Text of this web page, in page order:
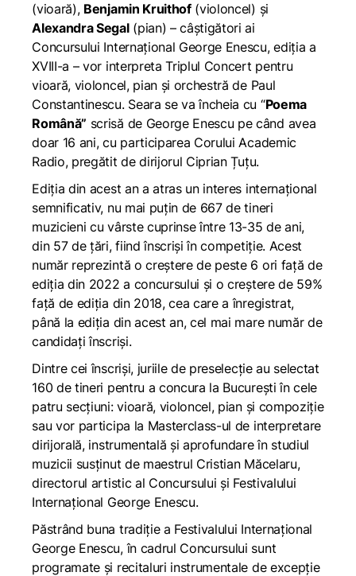
(vioară), Benjamin Kruithof(violoncel) și
Alexandra Segal(pian) – câștigători ai
Concursului Internațional George Enescu, ediția a
XVIII-a – vor interpreta Triplul Concert pentru
vioară, violoncel, pian și orchestră de Paul
Constantinescu. Seara se va încheia cu “Poema
Română” scrisă de George Enescu pe când avea
doar 16 ani, cu participarea Corului Academic
Radio, pregătit de dirijorul Ciprian Țuțu.
Ediția din acest an a atras un interes internațional
semnificativ, nu mai puțin de 667 de tineri
muzicieni cu vârste cuprinse între 13-35 de ani,
din 57 de țări, fiind înscriși în competiție. Acest
număr reprezintă o creștere de peste 6 ori față de
ediția din 2022 a concursului și o creștere de 59%
față de ediția din 2018, cea care a înregistrat,
până la ediția din acest an, cel mai mare număr de
candidați înscriși.
Dintre cei înscriși, juriile de preselecție au selectat
160 de tineri pentru a concura la București în cele
patru secțiuni: vioară, violoncel, pian și compoziție
sau vor participa la Masterclass-ul de interpretare
dirijorală, instrumentală și aprofundare în studiul
muzicii susținut de maestrul Cristian Măcelaru,
directorul artistic al Concursului și Festivalului
Internațional George Enescu.
Păstrând buna tradiție a Festivalului Internațional
George Enescu, în cadrul Concursului sunt
programate și recitaluri instrumentale de excepție